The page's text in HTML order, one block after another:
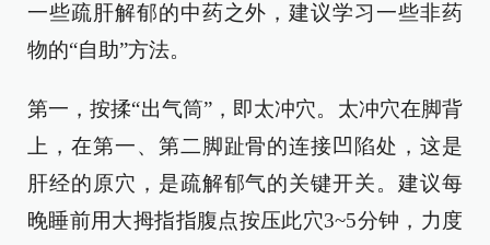
一些疏肝解郁的中药之外，建议学习一些非药
物的“自助”方法。
第一，按揉“出气筒”，即太冲穴。太冲穴在脚背
上，在第一、第二脚趾骨的连接凹陷处，这是
肝经的原穴，是疏解郁气的关键开关。建议每
晚睡前用大拇指指腹点按压此穴3~5分钟，力度